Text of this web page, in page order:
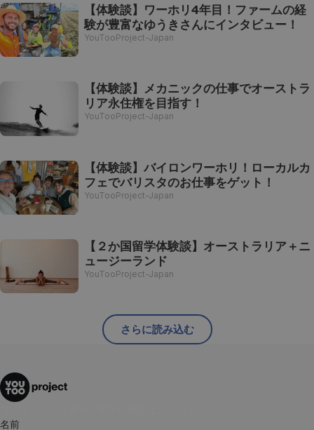
【体験談】ワーホリ4年目！ファームの経
験が豊富なゆうきさんにインタビュー！
YouTooProject-Japan
【体験談】メカニックの仕事でオーストラ
リア永住権を目指す！
YouTooProject-Japan
【体験談】バイロンワーホリ！ローカルカ
フェでバリスタのお仕事をゲット！
YouTooProject-Japan
【２か国留学体験談】オーストラリア＋ニ
ュージーランド
YouTooProject-Japan
さらに読み込む
名前